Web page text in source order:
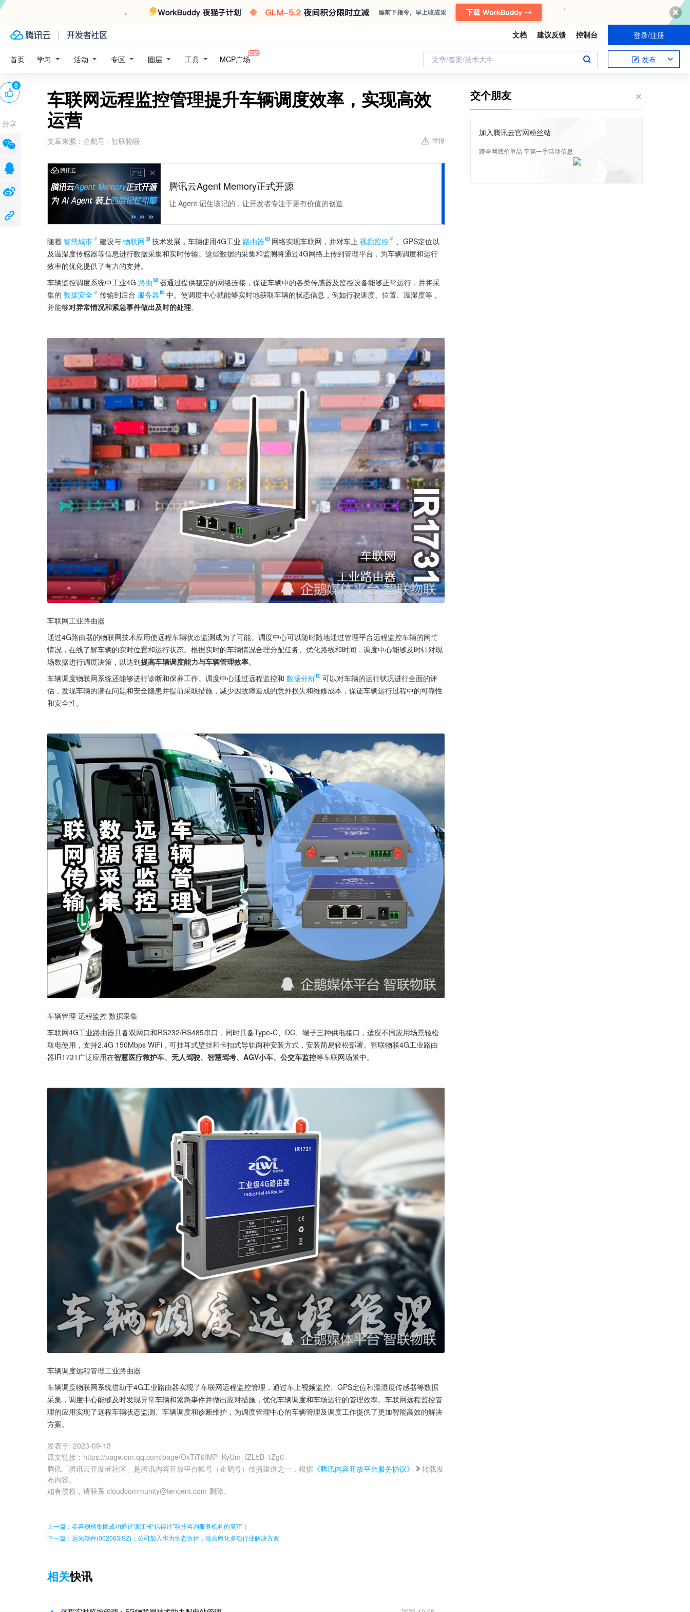
文档 建议反馈 控制台 登录/注册
首页 学习 活动 专区 圈层 工具 MCP广场 文章/答案/技术大牛 发布
车联网远程监控管理提升车辆调度效率，实现高效
运营
文章来源： 企鹅号 - 智联物联 举报
广告
腾讯云Agent Memory正式开源
让 Agent 记住该记的，让开发者专注于更有价值的创造
随着 智慧城市 建设与 物联网 技术发展，车辆使用4G工业 路由器 网络实现车联网，并对车上 视频监控
、GPS定位以
及温湿度传感器等信息进行数据采集和实时传输。这些数据的采集和监测将通过4G网络上传到管理平台，为车辆调度和运行
效率的优化提供了有力的支持。
车辆监控调度系统中工业4G 路由
器通过提供稳定的网络连接，保证车辆中的各类传感器及监控设备能够正常运行，并将采
集的 数据安全 传输到后台 服务器
中。使调度中心就能够实时地获取车辆的状态信息，例如行驶速度、位置、温湿度等，
并能够对异常情况和紧急事件做出及时的处理。
车联网工业路由器
通过4G路由器的物联网技术应用使远程车辆状态监测成为了可能。调度中心可以随时随地通过管理平台远程监控车辆的闲忙
情况，在线了解车辆的实时位置和运行状态。根据实时的车辆情况合理分配任务、优化路线和时间，调度中心能够及时针对现
场数据进行调度决策，以达到提高车辆调度能力与车辆管理效率。
车辆调度物联网系统还能够进行诊断和保养工作。调度中心通过远程监控和 数据分析
可以对车辆的运行状况进行全面的评
估，发现车辆的潜在问题和安全隐患并提前采取措施，减少因故障造成的意外损失和维修成本，保证车辆运行过程中的可靠性
和安全性。
车辆管理 远程监控 数据采集
车联网4G工业路由器具备双网口和RS232/RS485串口，同时具备Type-C、DC、端子三种供电接口，适应不同应用场景轻松
取电使用，支持2.4G 150Mbps WiFi，可挂耳式壁挂和卡扣式导轨两种安装方式，安装简易轻松部署。智联物联4G工业路由
器IR1731广泛应用在智慧医疗救护车、无人驾驶、智慧驾考、AGV小车、公交车监控等车联网场景中。
车辆调度远程管理工业路由器
车辆调度物联网系统借助于4G工业路由器实现了车联网远程监控管理，通过车上视频监控、GPS定位和温湿度传感器等数据
采集，调度中心能够及时发现异常车辆和紧急事件并做出应对措施，优化车辆调度和车场运行的管理效率。车联网远程监控管
理的应用实现了远程车辆状态监测、车辆调度和诊断维护，为调度管理中心的车辆管理及调度工作提供了更加智能高效的解决
方案。
发表于: 2023-09-13
原文链接 ： https://page.om.qq.com/page/OxTiT6IMP_KyUm_fZL5B-1Zg0
腾讯「腾讯云开发者社区」是腾讯内容开放平台帐号（企鹅号）传播渠道之一，根据 《腾讯内容开放平台服务协议》
转载发
布内容。
如有侵权，请联系 cloudcommunity@tencent.com 删除。
0
分享
上一篇：恭喜创然集团成功通过浙江省“信得过”科技咨询服务机构的复审！
下一篇：远光软件(002063.SZ)：公司加入华为生态伙伴，联合孵化多项行业解决方案
相关快讯
交个朋友
加入腾讯云官网粉丝站
蹲全网底价单品 享第一手活动信息